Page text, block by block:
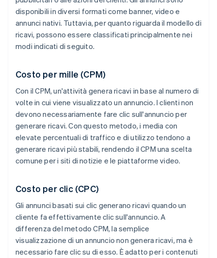
disponibili in diversi formati come banner, video e
annunci nativi. Tuttavia, per quanto riguarda il modello di
ricavi, possono essere classificati principalmente nei
modi indicati di seguito.
Costo per mille (CPM)
Con il CPM, un'attività genera ricavi in base al numero di
volte in cui viene visualizzato un annuncio. I clienti non
devono necessariamente fare clic sull'annuncio per
generare ricavi. Con questo metodo, i media con
elevate percentuali di traffico e di utilizzo tendono a
generare ricavi più stabili, rendendo il CPM una scelta
comune per i siti di notizie e le piattaforme video.
Costo per clic (CPC)
Gli annunci basati sui clic generano ricavi quando un
cliente fa effettivamente clic sull'annuncio. A
differenza del metodo CPM, la semplice
visualizzazione di un annuncio non genera ricavi, ma è
necessario fare clic su di esso. È adatto per i contenuti